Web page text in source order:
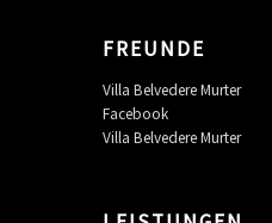
FREUNDE
Villa Belvedere Murter
Facebook
Villa Belvedere Murter